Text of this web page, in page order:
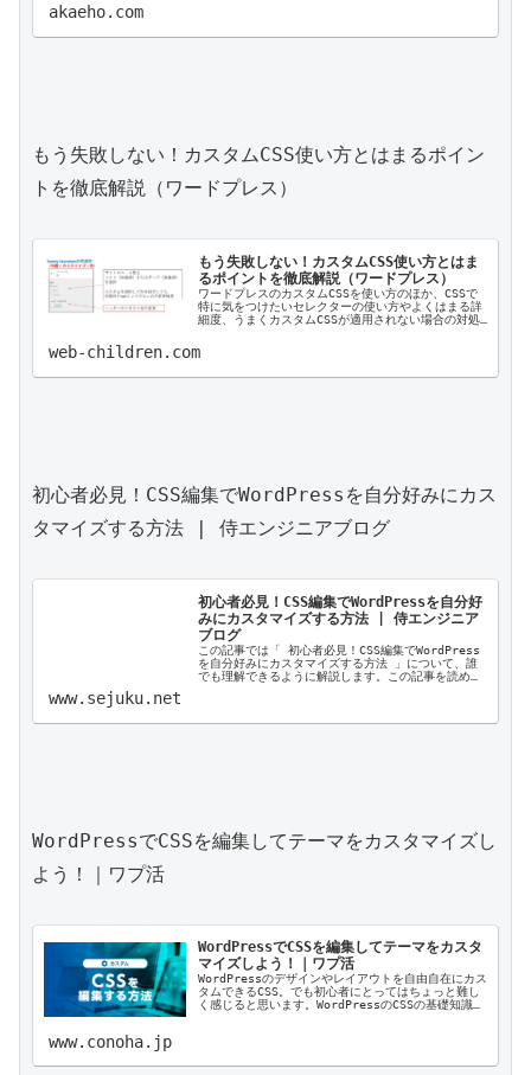
akaeho.com
もう失敗しない！カスタムCSS使い方とはまるポイン
トを徹底解説（ワードプレス）
もう失敗しない！カスタムCSS使い方とはま
るポイントを徹底解説（ワードプレス）
ワードプレスのカスタムCSSを使い方のほか、CSSで
特に気をつけたいセレクターの使い方やよくはまる詳
細度、うまくカスタムCSSが適用されない場合の対処
web-children.com
初心者必見！CSS編集でWordPressを自分好みにカス
タマイズする方法 | 侍エンジニアブログ
初心者必見！CSS編集でWordPressを自分好
みにカスタマイズする方法 | 侍エンジニア
ブログ
この記事では「 初心者必見！CSS編集でWordPress
を自分好みにカスタマイズする方法 」について、誰
でも理解できるように解説します。この記事を読め
www.sejuku.net
WordPressでCSSを編集してテーマをカスタマイズし
よう！｜ワプ活
WordPressでCSSを編集してテーマをカスタ
マイズしよう！｜ワプ活
WordPressのデザインやレイアウトを自由自在にカス
タムできるCSS。でも初心者にとってはちょっと難し
く感じると思います。WordPressのCSSの基礎知識か
www.conoha.jp